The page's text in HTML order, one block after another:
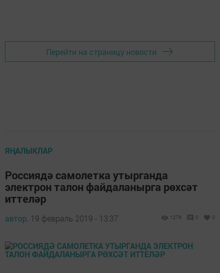
Перейти на страницу новости
ЯҢАЛЫКЛАР
Россиядә самолетка утырганда
электрон талон файдаланырга рөхсәт
иттеләр
автор, 19 февраль 2019 - 13:37 1276 0 0